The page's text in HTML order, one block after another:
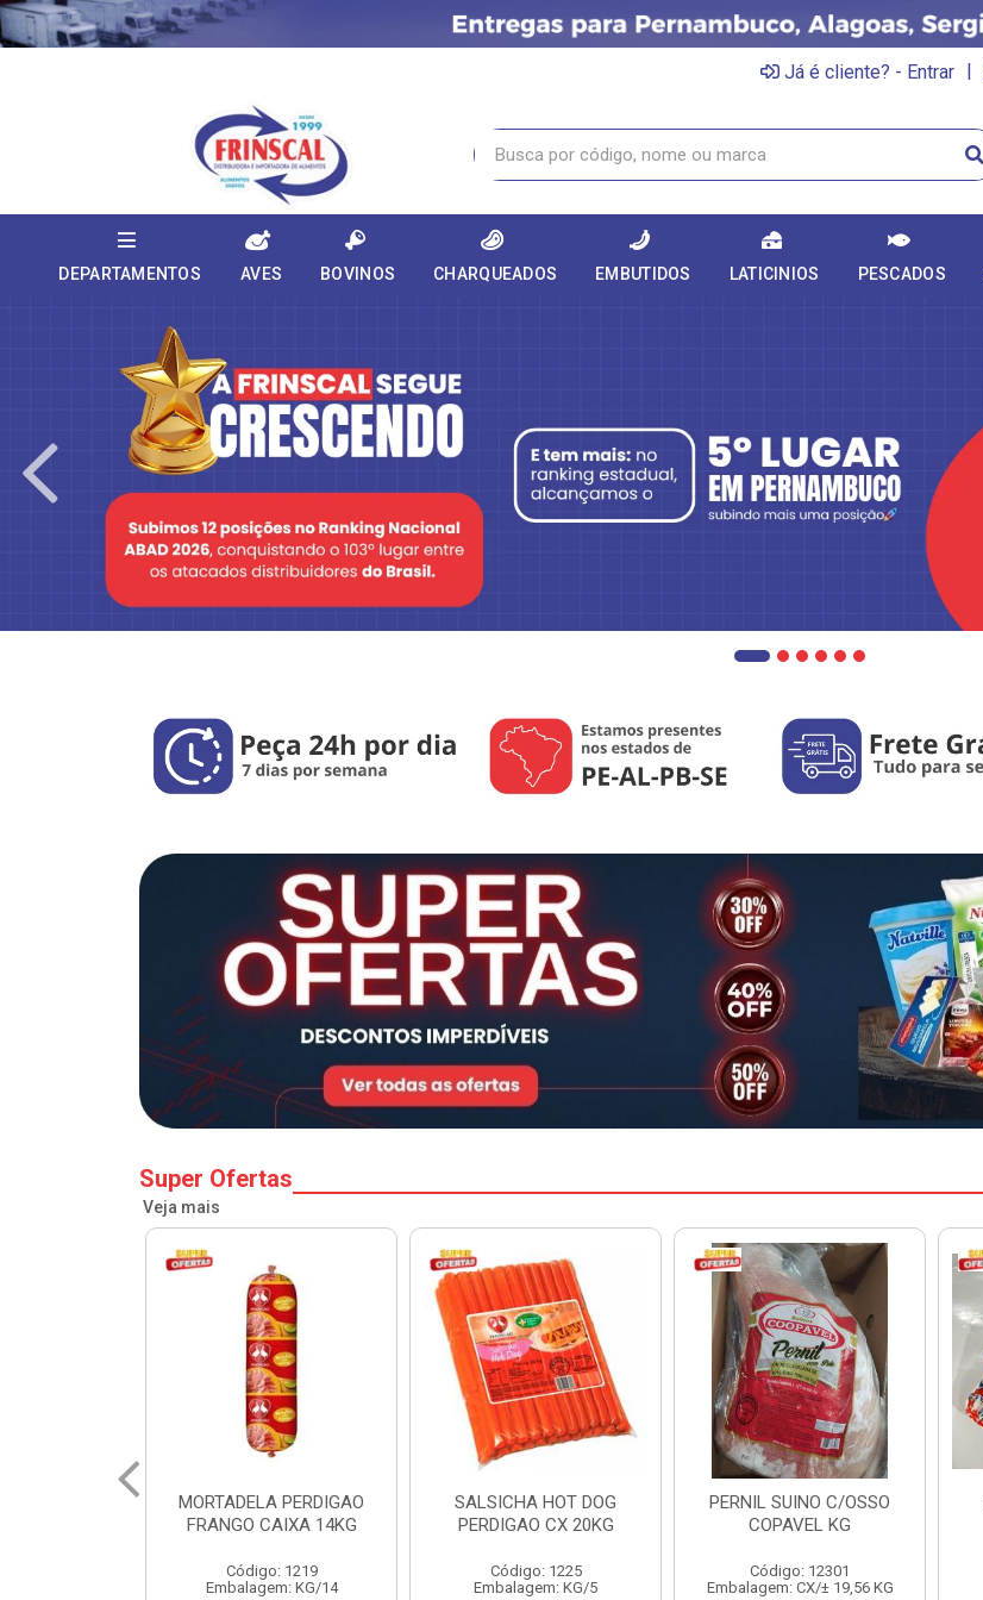
Já é cliente? - Entrar |
DEPARTAMENTOS AVES BOVINOS CHARQUEADOS EMBUTIDOS LATICINIOS PESCADOS
Super Ofertas
Veja mais
SALSICHA HOT DOG
PERDIGAO CX 20KG
Código: 1225
Embalagem: KG/5
PERNIL SUINO C/OSSO
COPAVEL KG
Código: 12301
Embalagem: CX/± 19,56 KG
FILE DE PEITO INDIV
GUIBON CX 18KG
Código: 126
Embalagem: KG/18